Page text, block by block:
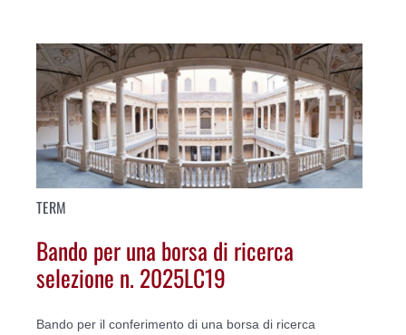
TERM
Bando per una borsa di ricerca
selezione n. 2025LC19
Bando per il conferimento di una borsa di ricerca